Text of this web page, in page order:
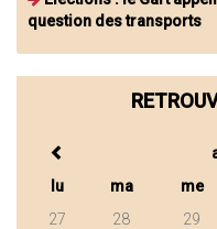
question des transports
lu
ma me
27
28 29